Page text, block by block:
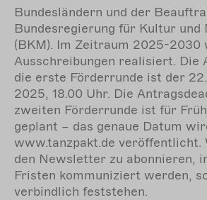
Bundesländern und der
Bundesregierung für Kultur und
(BKM). Im Zeitraum 2025-2030
Ausschreibungen realisiert.
die erste Förderrunde ist der
2025, 18.00 Uhr. Die
zweiten Förderrunde ist für
geplant – das genaue Datum
www.tanzpakt.de veröffentlicht.
den Newsletter zu abonnieren,
Fristen kommuniziert werden,
verbindlich feststehen.